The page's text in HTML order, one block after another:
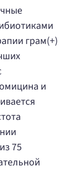
грам(+)
и
75